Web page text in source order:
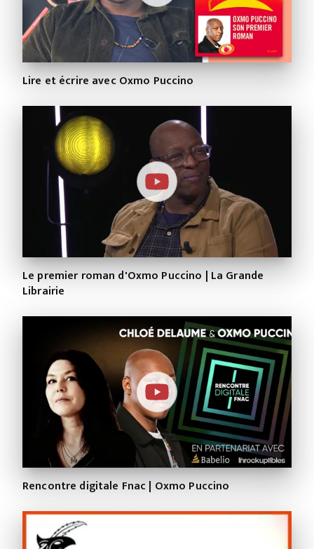
Lire et écrire avec Oxmo Puccino
Le premier roman d'Oxmo Puccino | La Grande
Librairie
Rencontre digitale Fnac | Oxmo Puccino